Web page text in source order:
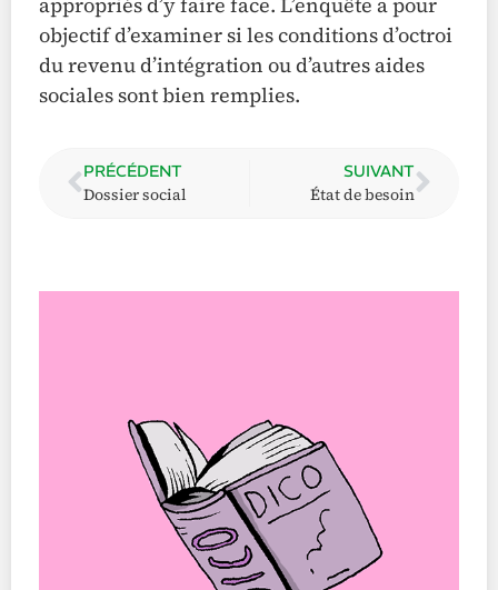
objectif d’examiner si les conditions d’octroi
du revenu d’intégration ou d’autres aides
sociales sont bien remplies.
PRÉCÉDENT
Dossier social
SUIVANT
État de besoin